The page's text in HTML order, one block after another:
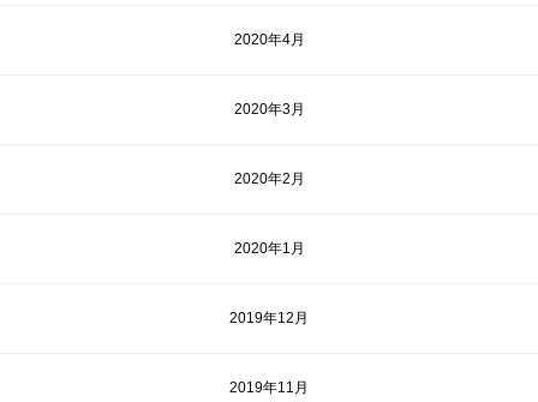
2020年4月
2020年3月
2020年2月
2020年1月
2019年12月
2019年11月